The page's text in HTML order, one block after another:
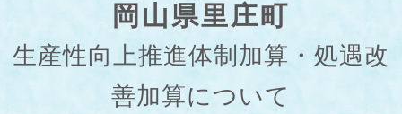
岡山県里庄町
生産性向上推進体制加算・処遇改
善加算について